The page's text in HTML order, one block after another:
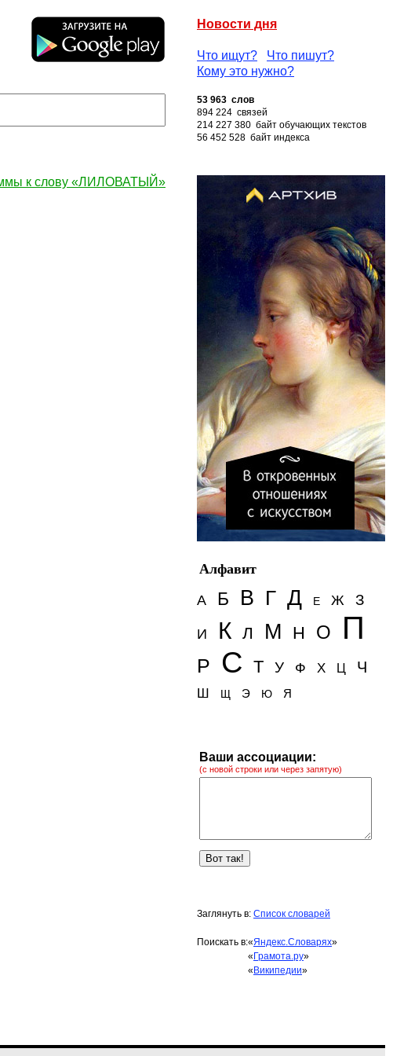
Новости дня
Что ищут?
Что пишут?
Кому это нужно?
53 963 слов
894 224 связей
214 227 380 байт обучающих текстов
56 452 528 байт индекса
к слову «ЛИЛОВАТЫЙ»
Алфавит
А
Б В Г Д Е Ж З
И К Л М Н О П
Р С Т У Ф Х Ц Ч
Ш Щ Э Ю Я
Ваши ассоциации:
(с новой строки или через запятую)
Заглянуть в: Список словарей
Поискать в:«Яндекс.Словарях»
« Грамота.ру»
« Википедии»